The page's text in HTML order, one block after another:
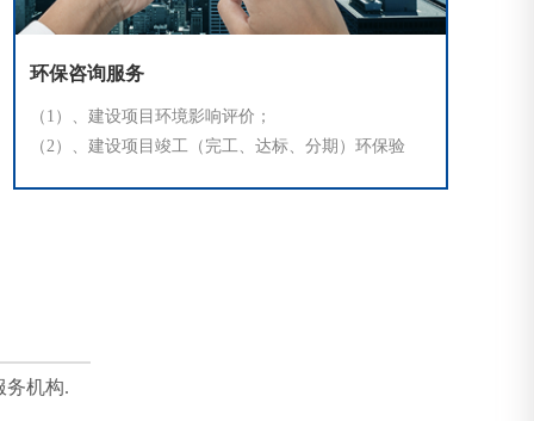
环保咨询服务
（1）、建设项目环境影响评价；
（2）、建设项目竣工（完工、达标、分期）环保验
务机构.